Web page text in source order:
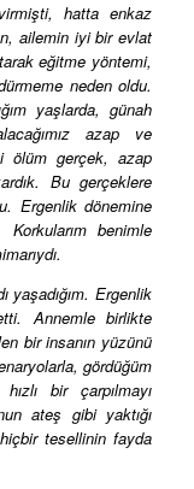
hatta enkaz
ailemin iyi bir evlat
eğitme yöntemi,
neden oldu.
yaşlarda, günah
azap ve
ölüm gerçek, azap
Bu gerçeklere
Ergenlik dönemine
benimle
yaşadığım. Ergenlik
Annemle birlikte
bir insanın yüzünü
gördüğüm
bir çarpılmayı
ateş gibi yaktığı
tesellinin fayda